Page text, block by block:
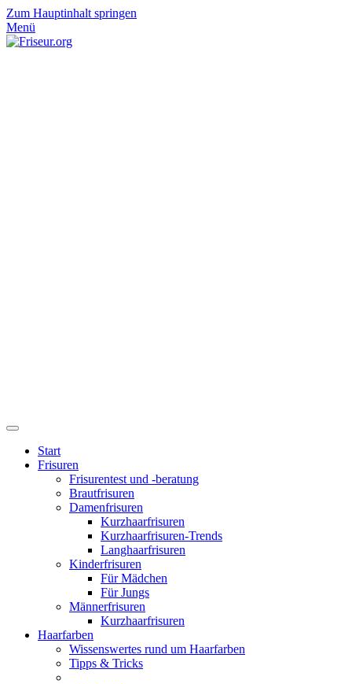
Zum Hauptinhalt springen
Menü
Start
Frisuren
Frisurentest und -beratung
Brautfrisuren
Damenfrisuren
Kurzhaarfrisuren
Kurzhaarfrisuren-Trends
Langhaarfrisuren
Kinderfrisuren
Für Mädchen
Für Jungs
Männerfrisuren
Kurzhaarfrisuren
Haarfarben
Wissenswertes rund um Haarfarben
Tipps & Tricks